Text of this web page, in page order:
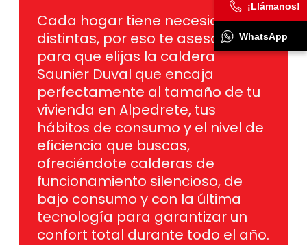
Cada hogar tiene necesidades
distintas, por eso te asesoramos
para que elijas la caldera
Saunier Duval que encaja
perfectamente al tamaño de tu
vivienda en Alpedrete, tus
hábitos de consumo y el nivel de
eficiencia que buscas,
ofreciéndote calderas de
funcionamiento silencioso, de
bajo consumo y con la última
tecnología para garantizar un
confort total durante todo el año.
¡Llámanos!
WhatsApp